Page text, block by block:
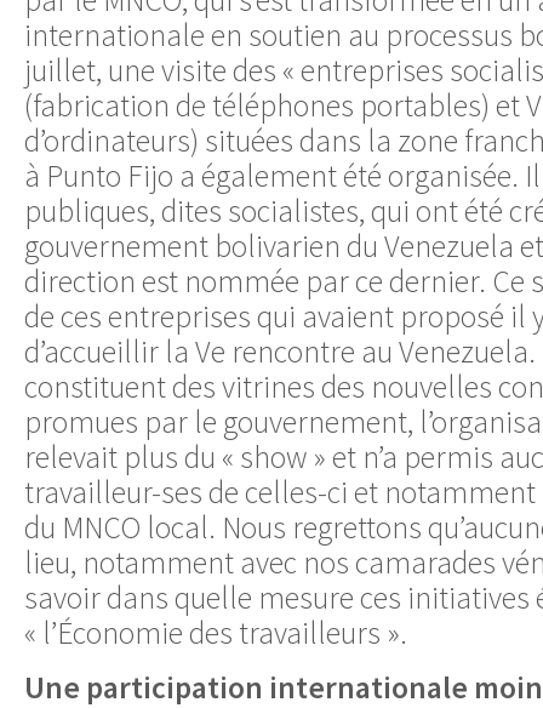
internationale en soutien au processus
juillet, une visite des « entreprises
(fabrication de téléphones portables) et
d’ordinateurs) situées dans la zone
à Punto Fijo a également été organisée. Il
publiques, dites socialistes, qui ont été
gouvernement bolivarien du Venezuela
direction est nommée par ce dernier. Ce
de ces entreprises qui avaient proposé il
d’accueillir la Ve rencontre au
constituent des vitrines des nouvelles
promues par le gouvernement,
relevait plus du « show » et n’a permis
travailleur-ses de celles-ci et
du MNCO local. Nous regrettons
lieu, notamment avec nos camarades
savoir dans quelle mesure ces initiatives
« l’Économie des travailleurs ».
Une participation internationale